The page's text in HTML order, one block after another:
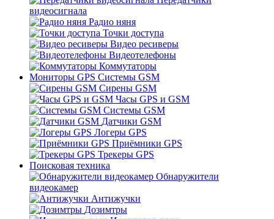
видеосигнала
Радио няня
Точки доступа
Видео ресиверы
Видеотелефоны
Коммутаторы
Мониторы GPS Системы GSM
Сирены GSM
Часы GPS и GSM
Системы GSM
Датчики GSM
Логеры GPS
Приёмники GPS
Трекеры GPS
Поисковая техника
Обнаружители
видеокамер
Антижучки
Дозимтры